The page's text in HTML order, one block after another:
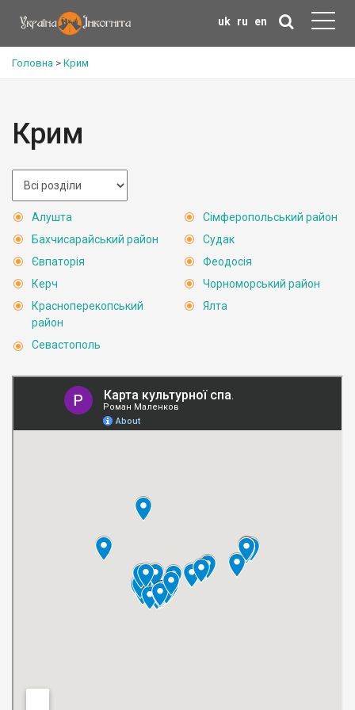
uk ru en
Головна > Крим
Крим
Алушта
Бахчисарайський район
Євпаторія
Керч
Красноперекопський
район
Севастополь
Сімферопольський район
Судак
Феодосія
Чорноморський район
Ялта